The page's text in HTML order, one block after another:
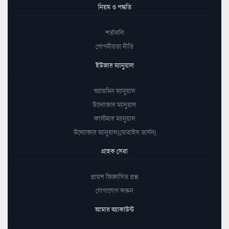
নিয়ম ও পদ্ধতি
শর্তাবলি
গোপনীয়তা নীতি
ইউজার ম্যানুয়াল
অ্যাডমিন ম্যানুয়াল
উদ্যোক্তার ম্যানুয়াল
কাস্টমার ম্যানুয়াল
উদ্যোক্তার ম্যানুয়াল(মোবাইল ভার্সন)
গ্রাহক সেবা
প্রায়শ জিজ্ঞাসিত প্রশ্ন
যোগাযোগ করুন
আমার অ্যাকাউন্ট